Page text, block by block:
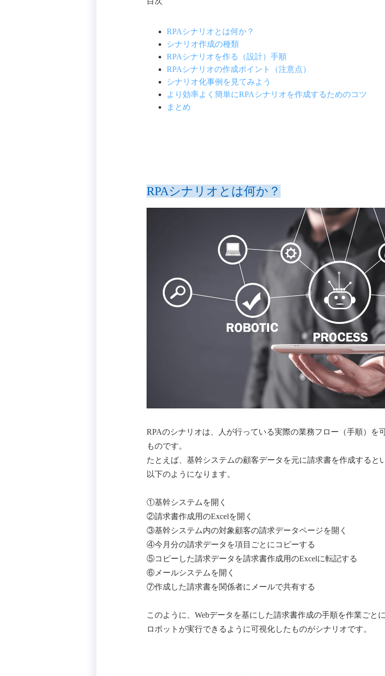
RPAシナリオとは何か？
シナリオ作成の種類
RPAシナリオを作る（設計）手順
RPAシナリオの作成ポイント（注意点）
シナリオ化事例を見てみよう
より効率よく簡単にRPAシナリオを作成するためのコツ
まとめ
RPAシナリオとは何か？
RPAのシナリオは、人が行っている実際の業務フロー（手順）を
ものです。
たとえば、基幹システムの顧客データを元に請求書を作成すると
以下のようになります。
①基幹システムを開く
②請求書作成用のExcelを開く
③基幹システム内の対象顧客の請求データページを開く
④今月分の請求データを項目ごとにコピーする
⑤コピーした請求データを請求書作成用のExcelに転記する
⑥メールシステムを開く
⑦作成した請求書を関係者にメールで共有する
このように、Webデータを基にした請求書作成の手順を作業ごとに
ロボットが実行できるように可視化したものがシナリオです。